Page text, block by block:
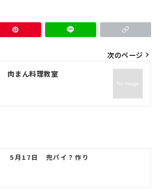
次のページ
肉まん料理教室
5月17日 兜パイ？作り